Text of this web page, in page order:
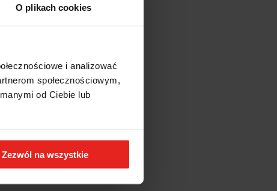
O plikach cookies
i analizować
społecznościowym,
od Ciebie lub
Zezwól na wszystkie